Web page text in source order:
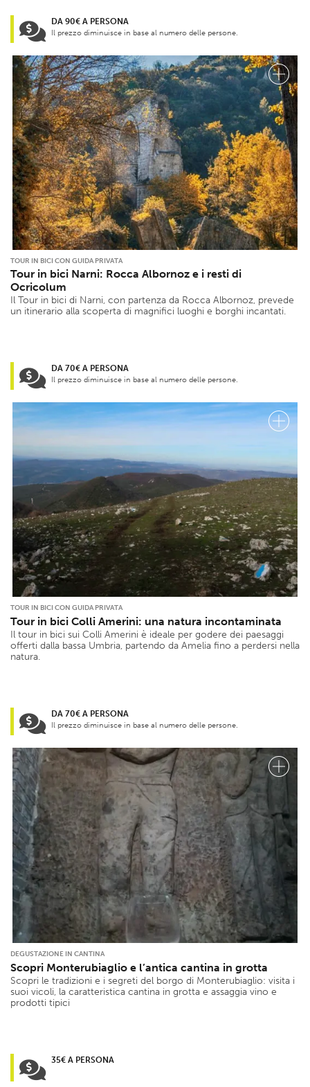
DA 90€ A PERSONA
Il prezzo diminuisce in base al numero delle persone.
TOUR IN BICI CON GUIDA PRIVATA
Tour in bici Narni: Rocca Albornoz e i resti di
Ocricolum
Il Tour in bici di Narni, con partenza da Rocca Albornoz, prevede
un itinerario alla scoperta di magnifici luoghi e borghi incantati.
DA 70€ A PERSONA
Il prezzo diminuisce in base al numero delle persone.
TOUR IN BICI CON GUIDA PRIVATA
Tour in bici Colli Amerini: una natura incontaminata
Il tour in bici sui Colli Amerini è ideale per godere dei paesaggi
offerti dalla bassa Umbria, partendo da Amelia fino a perdersi nella
natura.
DA 70€ A PERSONA
Il prezzo diminuisce in base al numero delle persone.
DEGUSTAZIONE IN CANTINA
Scopri Monterubiaglio e l’antica cantina in grotta
Scopri le tradizioni e i segreti del borgo di Monterubiaglio: visita i
suoi vicoli, la caratteristica cantina in grotta e assaggia vino e
prodotti tipici
35€ A PERSONA